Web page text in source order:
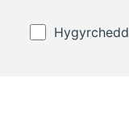
Hygyrchedd